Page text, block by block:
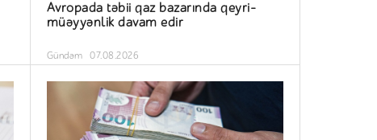
Avropada təbii qaz bazarında qeyri-
müəyyənlik davam edir
Gündəm 07.08.2026